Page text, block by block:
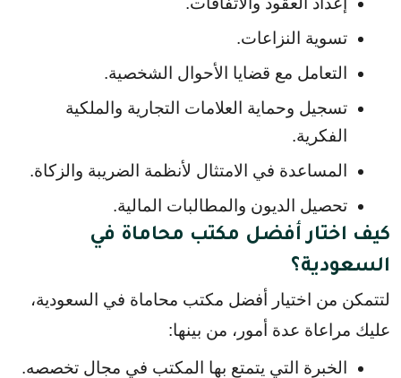
تسوية النزاعات.
التعامل مع قضايا الأحوال الشخصية.
الفكرية.
المساعدة في الامتثال لأنظمة الضريبة والزكاة.
تحصيل الديون والمطالبات المالية.
كيف اختار أفضل مكتب محاماة في
السعودية؟
عليك مراعاة عدة أمور، من بينها:
الخبرة التي يتمتع بها المكتب في مجال تخصصه.